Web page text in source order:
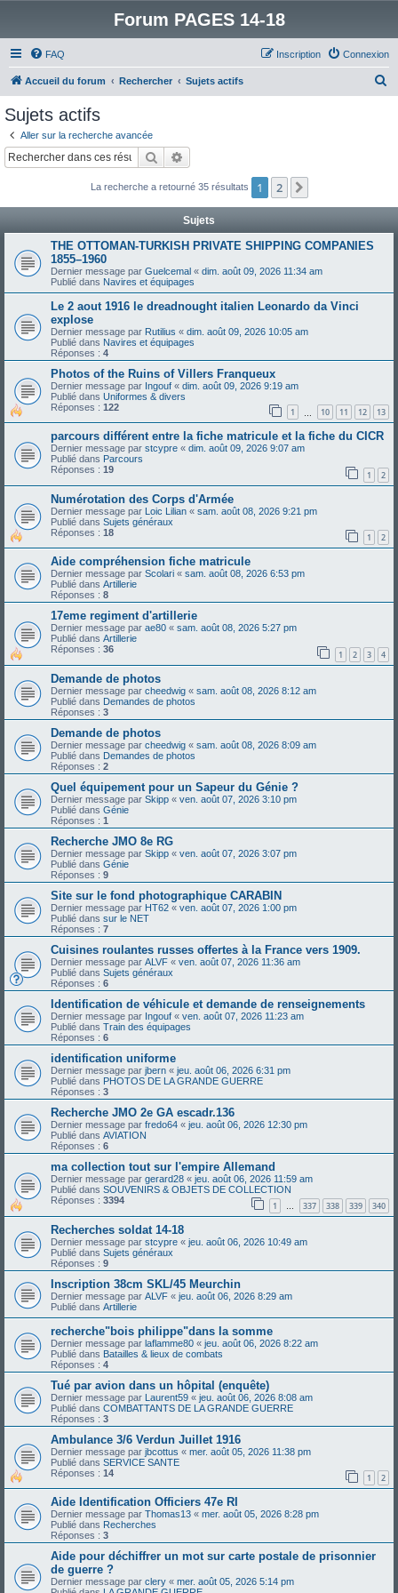
Forum PAGES 14-18
FAQ Connexion
Inscription
Accueil du forum Rechercher Sujets actifs
c
Sujets actifs
Aller sur la recherche avancée
Rechercher
La recherche a retourné 35 résultats 1 2
Sujets
THE OTTOMAN-TURKISH PRIVATE SHIPPING COMPANIES
1855–1960
Dernier message par Guelcemal « dim. août 09, 2026 11:34 am
Publié dans Navires et équipages
Le 2 aout 1916 le dreadnought italien Leonardo da Vinci
explose
Dernier message par Rutilius « dim. août 09, 2026 10:05 am
Publié dans Navires et équipages
Réponses : 4
Photos of the Ruins of Villers Franqueux
Dernier message par Ingouf « dim. août 09, 2026 9:19 am
Publié dans Uniformes & divers
Réponses : 122 1 10 11 12 13
parcours différent entre la fiche matricule et la fiche du CICR
Dernier message par stcypre « dim. août 09, 2026 9:07 am
Publié dans Parcours
Réponses : 19 1 2
Numérotation des Corps d'Armée
Dernier message par Loic Lilian « sam. août 08, 2026 9:21 pm
Publié dans Sujets généraux
Réponses : 18 1 2
Aide compréhension fiche matricule
Dernier message par Scolari « sam. août 08, 2026 6:53 pm
Publié dans Artillerie
Réponses : 8
17eme regiment d'artillerie
Dernier message par ae80 « sam. août 08, 2026 5:27 pm
Publié dans Artillerie
Réponses : 36 1 2 3 4
Demande de photos
Dernier message par cheedwig « sam. août 08, 2026 8:12 am
Publié dans Demandes de photos
Réponses : 3
Demande de photos
Dernier message par cheedwig « sam. août 08, 2026 8:09 am
Publié dans Demandes de photos
Réponses : 2
Quel équipement pour un Sapeur du Génie ?
Dernier message par Skipp « ven. août 07, 2026 3:10 pm
Publié dans Génie
Réponses : 1
Recherche JMO 8e RG
Dernier message par Skipp « ven. août 07, 2026 3:07 pm
Publié dans Génie
Réponses : 9
Site sur le fond photographique CARABIN
Dernier message par HT62 « ven. août 07, 2026 1:00 pm
Publié dans sur le NET
Réponses : 7
Cuisines roulantes russes offertes à la France vers 1909.
Dernier message par ALVF « ven. août 07, 2026 11:36 am
Publié dans Sujets généraux
Réponses : 6
Identification de véhicule et demande de renseignements
Dernier message par Ingouf « ven. août 07, 2026 11:23 am
Publié dans Train des équipages
Réponses : 6
identification uniforme
Dernier message par jbern « jeu. août 06, 2026 6:31 pm
Publié dans PHOTOS DE LA GRANDE GUERRE
Réponses : 3
Recherche JMO 2e GA escadr.136
Dernier message par fredo64 « jeu. août 06, 2026 12:30 pm
Publié dans AVIATION
Réponses : 6
ma collection tout sur l'empire Allemand
Dernier message par gerard28 « jeu. août 06, 2026 11:59 am
Publié dans SOUVENIRS & OBJETS DE COLLECTION
Réponses : 3394 1 … 337 338 339 340
Recherches soldat 14-18
Dernier message par stcypre « jeu. août 06, 2026 10:49 am
Publié dans Sujets généraux
Réponses : 9
Inscription 38cm SKL/45 Meurchin
Dernier message par ALVF « jeu. août 06, 2026 8:29 am
Publié dans Artillerie
recherche"bois philippe"dans la somme
Dernier message par laflamme80 « jeu. août 06, 2026 8:22 am
Publié dans Batailles & lieux de combats
Réponses : 4
Tué par avion dans un hôpital (enquête)
Dernier message par Laurent59 « jeu. août 06, 2026 8:08 am
Publié dans COMBATTANTS DE LA GRANDE GUERRE
Réponses : 3
Ambulance 3/6 Verdun Juillet 1916
Dernier message par jbcottus « mer. août 05, 2026 11:38 pm
Publié dans SERVICE SANTE
Réponses : 14 1 2
Aide Identification Officiers 47e RI
Dernier message par Thomas13 « mer. août 05, 2026 8:28 pm
Publié dans Recherches
Réponses : 3
Aide pour déchiffrer un mot sur carte postale de prisonnier
de guerre ?
Dernier message par clery « mer. août 05, 2026 5:14 pm